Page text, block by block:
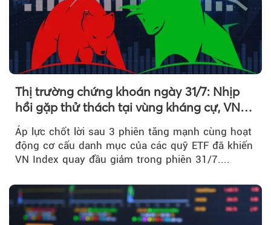
Thị trường chứng khoán ngày 31/7: Nhịp
hồi gặp thử thách tại vùng kháng cự, VN
Index giảm gần 9 điểm trong phiên cuối...
Áp lực chốt lời sau 3 phiên tăng mạnh cùng hoạt
động cơ cấu danh mục của các quỹ ETF đã khiến
VN Index quay đầu giảm trong phiên 31/7....